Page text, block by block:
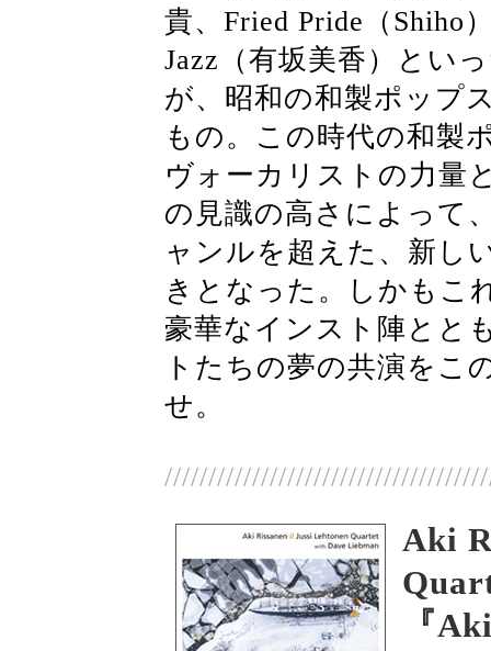
貴、Fried Pride（Shiho
Jazz（有坂美香）とい
が、昭和の和製ポップ
もの。この時代の和製
ヴォーカリストの力量
の見識の高さによって
ャンルを超えた、新し
きとなった。しかもこ
豪華なインスト陣とと
トたちの夢の共演をこ
せ。
Aki
『